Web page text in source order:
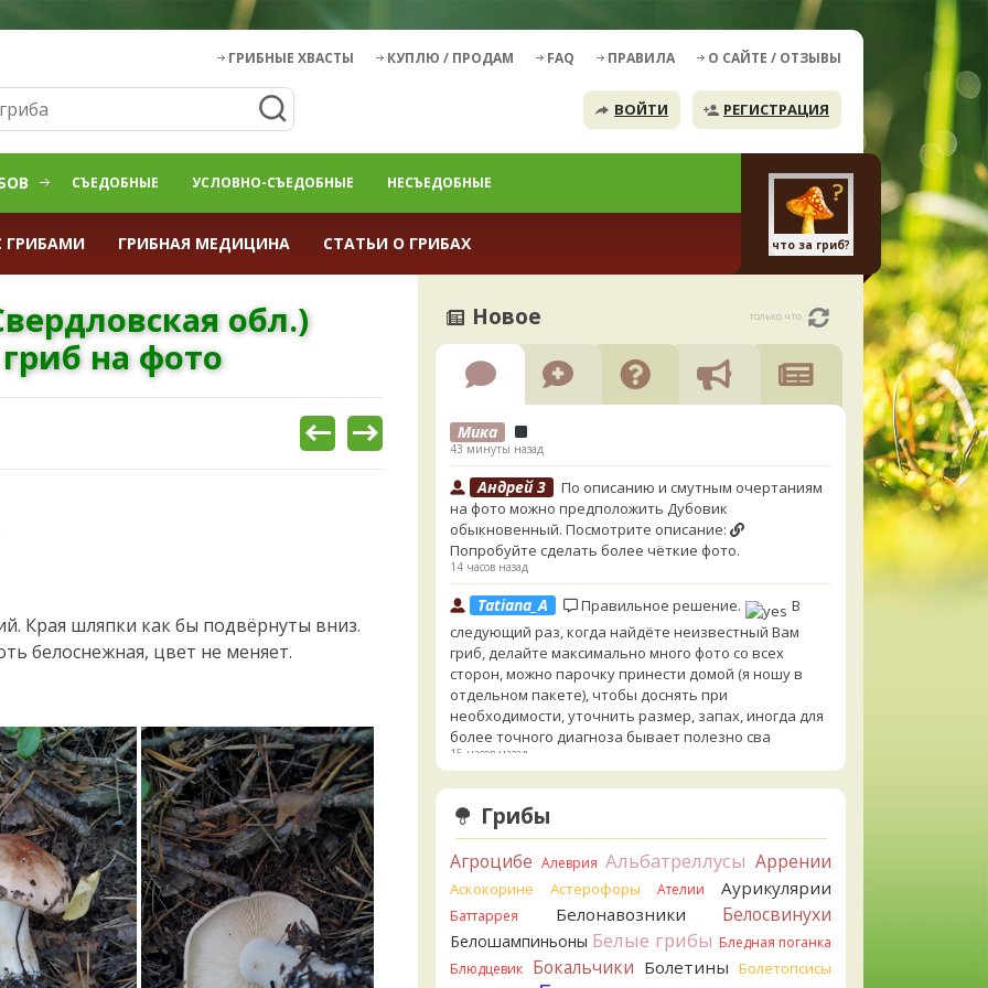
ГРИБНЫЕ ХВАСТЫ КУПЛЮ / ПРОДАМ FAQ ПРАВИЛА О САЙТЕ / ОТЗЫВЫ
ВОЙТИ РЕГИСТРАЦИЯ
СЪЕДОБНЫЕ УСЛОВНО-СЪЕДОБНЫЕ НЕСЪЕДОБНЫЕ
ГРИБАМИ ГРИБНАЯ МЕДИЦИНА СТАТЬИ О ГРИБАХ что за гриб?
обл.)
на фото
Края шляпки как бы подвёрнуты вниз.
белоснежная, цвет не меняет.
Новое только что
Мика
43 минуты назад
Андрей 3
По описанию и смутным очертаниям
на фото можно предположить Дубовик
обыкновенный. Посмотрите описание:
Попробуйте сделать более чёткие фото.
14 часов назад
Tatiana_A Правильное решение.
В
следующий раз, когда найдёте неизвестный Вам
гриб, делайте максимально много фото со всех
сторон, можно парочку принести домой (я ношу в
отдельном пакете), чтобы доснять при
необходимости, уточнить размер, запах, иногда для
более точного диагноза бывает полезно сва
15 часов назад
Cult of Chanterelles
Я от греха подальше их
выкинул. Для не знающего человека эксперименты с
говорушками, наверное, плохая идея.
15 часов назад
Tatiana_A
Говорушек в этой цветовой гамме
- хоть пруд пруди, и далеко не все описаны на этом
сайте. И большинство из них как минимум
несъедобны. Ворончатая должна слабо пахнуть
миндалём. Из похожих есть, скажем, Желобчатая и
Грибы
Агроцибе Алеврия Альбатреллусы Аррении
Аскокорине Астерофоры Ателии Аурикулярии
Баттаррея Белонавозники Белосвинухи
Белошампиньоны Белые грибы Бледная поганка
Блюдцевик
Бокальчики Болетины Болетопсисы